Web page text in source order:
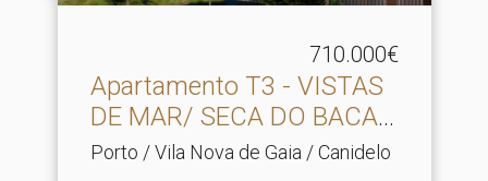
710.000€
Apartamento T3 - VISTAS
DE MAR/ SECA DO BACAL.​
..
Porto / Vila Nova de Gaia / Canidelo